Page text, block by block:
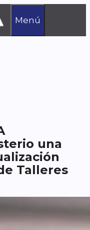
Menú
una
Talleres